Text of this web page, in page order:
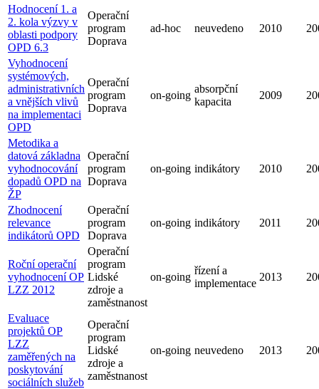
Hodnocení 1. a
2. kola výzvy v
oblasti podpory
OPD 6.3
Operační
program
Doprava
ad-hoc neuvedeno 2010
Vyhodnocení
systémových,
administrativních
a vnějších vlivů
na implementaci
OPD
Operační
program
Doprava
on-going
absorpční
kapacita
2009
Metodika a
datová základna
vyhodnocování
dopadů OPD na
ŽP
Operační
program
Doprava
on-going indikátory 2010
Zhodnocení
relevance
indikátorů OPD
Operační
program
Doprava
on-going indikátory 2011
Roční operační
vyhodnocení OP
LZZ 2012
Operační
program
Lidské
zdroje a
zaměstnanost
on-going
řízení a
implementace
2013
Evaluace
projektů OP
LZZ
zaměřených na
poskytování
sociálních služeb
Operační
program
Lidské
zdroje a
zaměstnanost
on-going neuvedeno 2013